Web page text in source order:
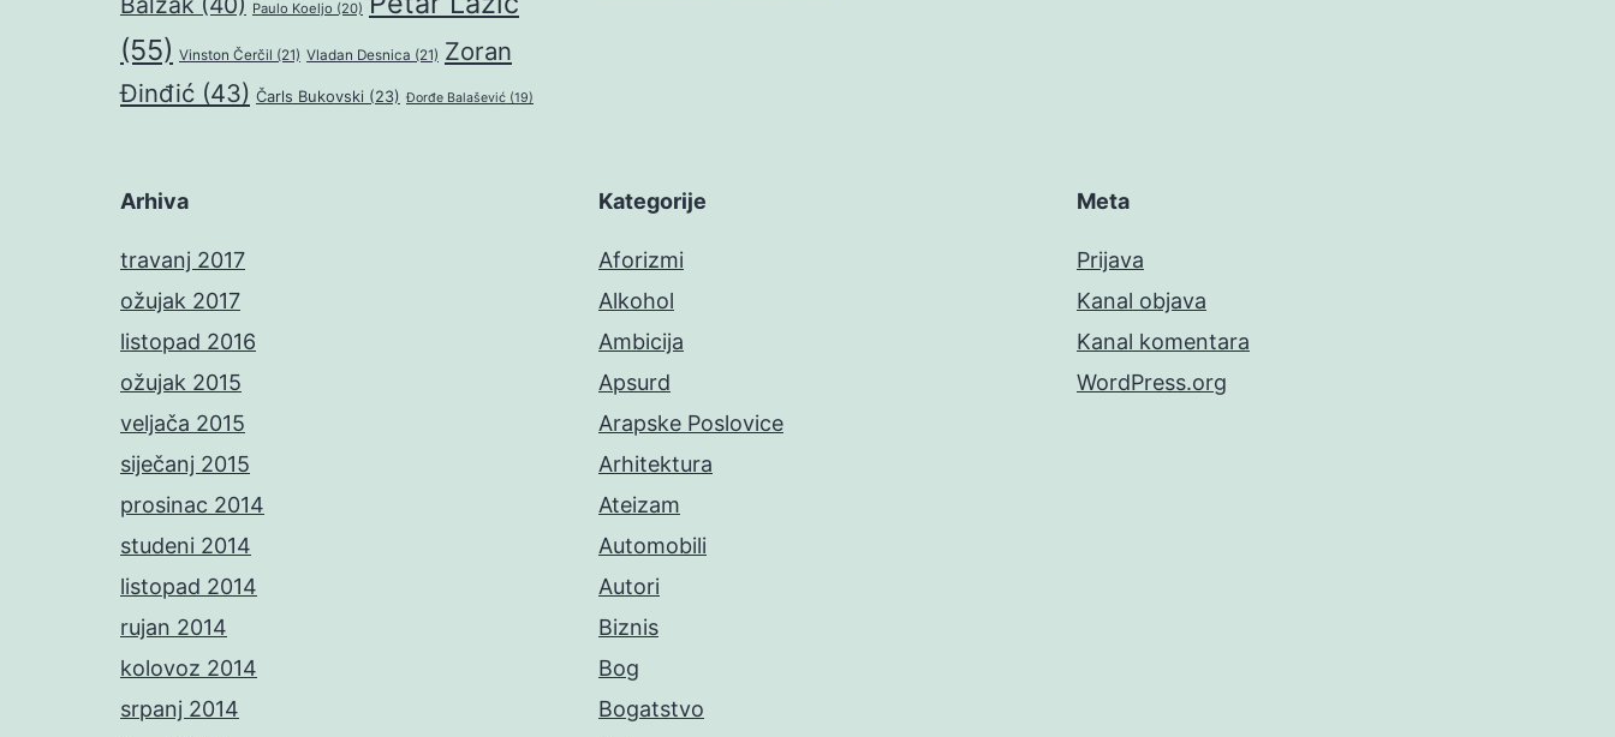
Paulo Koeljo (20)
(55) Vinston Čerčil (21) Vladan Desnica (21) Zoran
Đinđić (43) Čarls Bukovski (23) Đorđe Balašević (19)
Arhiva
travanj 2017
ožujak 2017
listopad 2016
ožujak 2015
veljača 2015
siječanj 2015
prosinac 2014
studeni 2014
listopad 2014
rujan 2014
kolovoz 2014
srpanj 2014
Kategorije
Aforizmi
Alkohol
Ambicija
Apsurd
Arapske Poslovice
Arhitektura
Ateizam
Automobili
Autori
Biznis
Bog
Bogatstvo
Meta
Prijava
Kanal objava
Kanal komentara
WordPress.org